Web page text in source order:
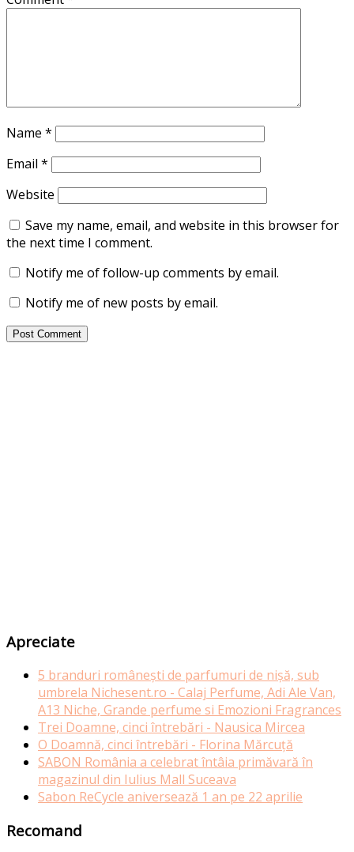
Name *
Email *
Website
Save my name, email, and website in this browser for
the next time I comment.
Notify me of follow-up comments by email.
Notify me of new posts by email.
Apreciate
5 branduri românești de parfumuri de nișă, sub
umbrela Nichesent.ro - Calaj Perfume, Adi Ale Van,
A13 Niche, Grande perfume si Emozioni Fragrances
Trei Doamne, cinci întrebări - Nausica Mircea
O Doamnă, cinci întrebări - Florina Mărcuță
SABON România a celebrat întâia primăvară în
magazinul din Iulius Mall Suceava
Sabon ReCycle aniversează 1 an pe 22 aprilie
Recomand